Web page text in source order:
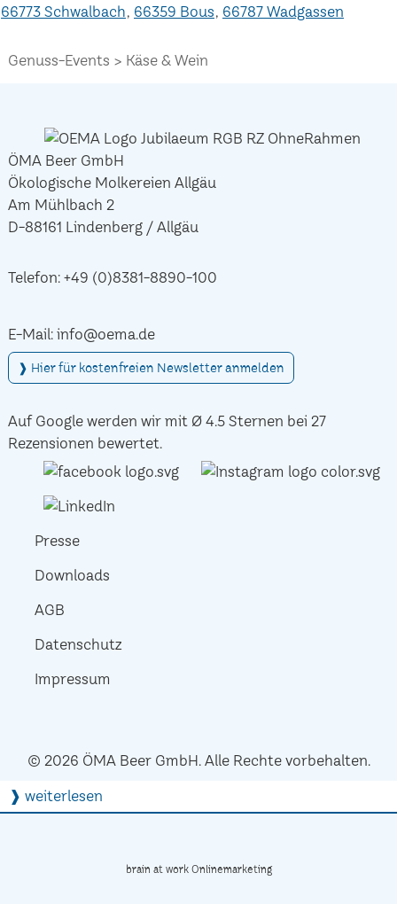
66773 Schwalbach 66359 Bous 66787 Wadgassen
Genuss-Events Käse & Wein
ÖMA Beer GmbH
Ökologische Molkereien Allgäu
Am Mühlbach 2
D-88161 Lindenberg / Allgäu
Telefon: +49 (0)8381-8890-100
E-Mail: info@oema.de
❱ Hier für kostenfreien Newsletter anmelden
Auf Google werden wir mit Ø 4.5 Sternen bei 27
Rezensionen bewertet.
Presse
Downloads
AGB
Datenschutz
Impressum
© 2026 ÖMA Beer GmbH. Alle Rechte vorbehalten.
❱ weiterlesen
brain at work Onlinemarketing